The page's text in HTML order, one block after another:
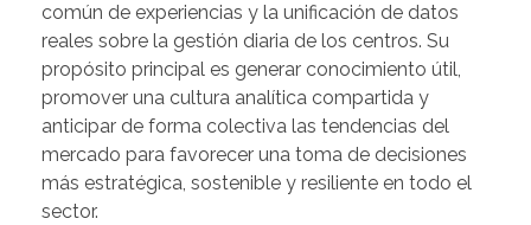
común de experiencias y la unificación de datos
reales sobre la gestión diaria de los centros. Su
propósito principal es generar conocimiento útil,
promover una cultura analítica compartida y
anticipar de forma colectiva las tendencias del
mercado para favorecer una toma de decisiones
más estratégica, sostenible y resiliente en todo el
sector.